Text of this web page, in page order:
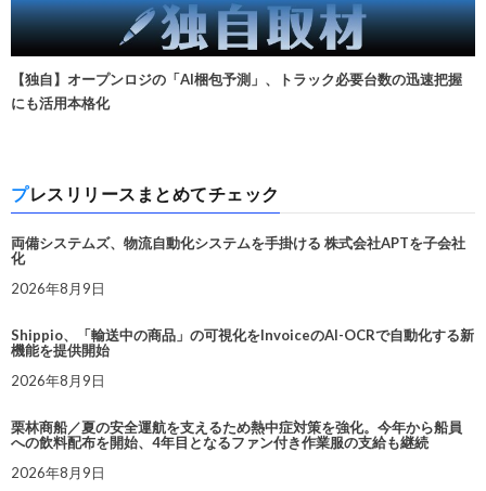
【独自】オープンロジの「AI梱包予測」、トラック必要台数の迅速把握
にも活用本格化
プレスリリースまとめてチェック
両備システムズ、物流自動化システムを手掛ける 株式会社APTを子会社
化
2026年8月9日
Shippio、「輸送中の商品」の可視化をInvoiceのAI-OCRで自動化する新
機能を提供開始
2026年8月9日
栗林商船／夏の安全運航を支えるため熱中症対策を強化。今年から船員
への飲料配布を開始、4年目となるファン付き作業服の支給も継続
2026年8月9日